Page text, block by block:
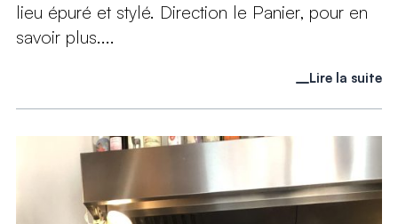
lieu épuré et stylé. Direction le Panier, pour en
savoir plus....
Lire la suite